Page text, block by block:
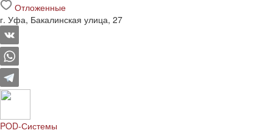
Отложенные
г. Уфа, Бакалинская улица, 27
POD-Системы